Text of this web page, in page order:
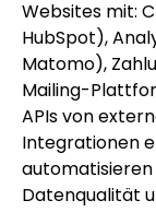
Websites mit:
HubSpot),
Matomo),
Mailing-
APIs von
Integrationen
Datenqualität